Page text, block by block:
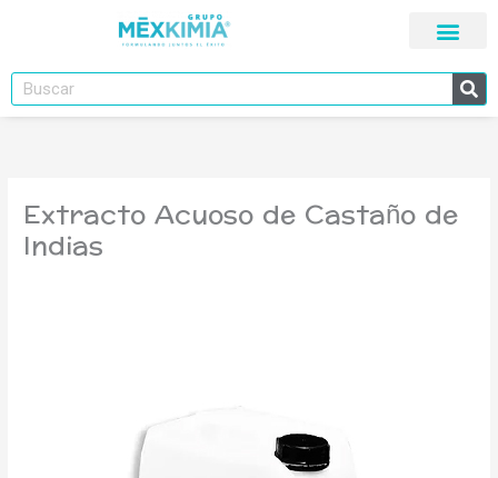
Buscar
Extracto Acuoso de Castaño de
Indias